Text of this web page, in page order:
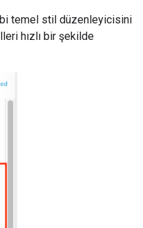
temel stil düzenleyicisini
hızlı bir şekilde